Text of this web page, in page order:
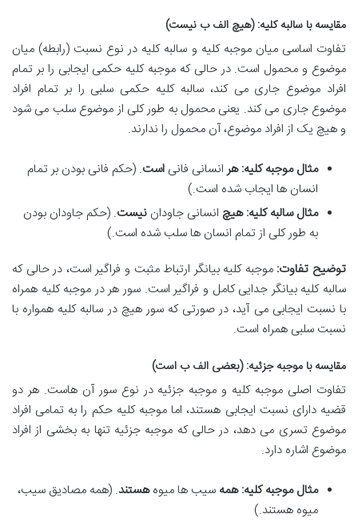
مقایسه با سالبه کلیه: (هیچ الف ب نیست)
تفاوت اساسی میان موجبه کلیه و سالبه کلیه در نوع نسبت (رابطه) میان
موضوع و محمول است. در حالی که موجبه کلیه حکمی ایجابی را بر تمام
افراد موضوع جاری می کند، سالبه کلیه حکمی سلبی را بر تمام افراد
موضوع جاری می کند. یعنی محمول به طور کلی از موضوع سلب می شود
و هیچ یک از افراد موضوع، آن محمول را ندارند.
مثال موجبه کلیه: هرانسانی فانی است. (حکم فانی بودن بر تمام
انسان ها ایجاب شده است.)
مثال سالبه کلیه: هیچ انسانی جاودان نیست. (حکم جاودان بودن
به طور کلی از تمام انسان ها سلب شده است.)
توضیح تفاوت: موجبه کلیه بیانگر ارتباط مثبت و فراگیر است، در حالی که
سالبه کلیه بیانگر جدایی کامل و فراگیر است. سور هر در موجبه کلیه همراه
با نسبت ایجابی می آید، در صورتی که سور هیچ در سالبه کلیه همواره با
نسبت سلبی همراه است.
مقایسه با موجبه جزئیه: (بعضی الف ب است)
تفاوت اصلی موجبه کلیه و موجبه جزئیه در نوع سور آن هاست. هر دو
قضیه دارای نسبت ایجابی هستند، اما موجبه کلیه حکم را به تمامی افراد
موضوع تسری می دهد، در حالی که موجبه جزئیه تنها به بخشی از افراد
موضوع اشاره دارد.
مثال موجبه کلیه: همه سیب ها میوههستند. (همه مصادیق سیب،
میوه هستند.)